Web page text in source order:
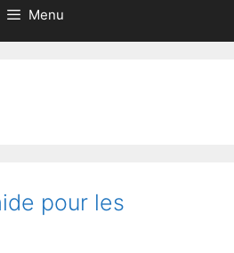
Menu
pour les